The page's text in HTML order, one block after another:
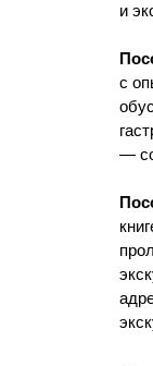
и
с
—